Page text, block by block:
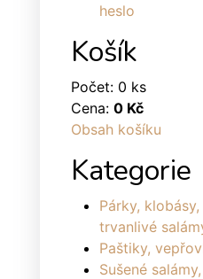
heslo
Košík
Počet: 0 ks
Cena: 0 Kč
Obsah košíku
Kategorie
Párky,
trvanlivé
Paštiky,
Sušené